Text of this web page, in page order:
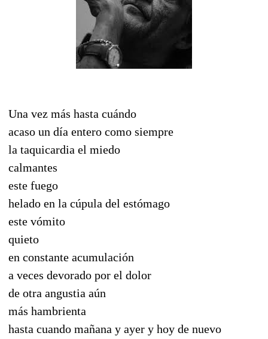
Una vez más hasta cuándo
acaso un día entero como siempre
la taquicardia el miedo
calmantes
este fuego
helado en la cúpula del estómago
este vómito
quieto
en constante acumulación
a veces devorado por el dolor
de otra angustia aún
más hambrienta
hasta cuando mañana y ayer y hoy de nuevo